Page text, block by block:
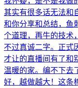
其实有很多话无法和
和你分享和总结，鱼
个道理，再牛的技术
不过真诚二字。正式
才让的直播间有了和
温暖的家。编不下去
好，越做越大！这条